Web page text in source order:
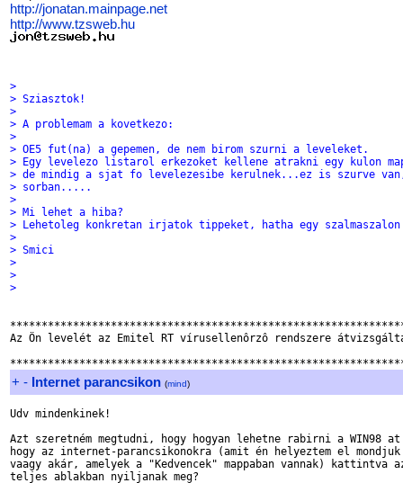
http://jonatan.mainpage.net
http://www.tzsweb.hu
>
> Sziasztok!
>
> A problemam a kovetkezo:
>
> OE5 fut(na) a gepemen, de nem birom szurni a leveleket.
> Egy levelezo listarol erkezoket kellene atrakni egy kulon
> de mindig a sjat fo levelezesibe kerulnek...ez is szurve
> sorban.....
>
> Mi lehet a hiba?
> Lehetoleg konkretan irjatok tippeket, hatha egy
>
> Smici
>
>
>
Az Ön levelét az Emitel RT vírusellenôrzô rendszere
+ - Internet parancsikon (mind)
Udv mindenkinek!
Azt szeretném megtudni, hogy hogyan lehetne rabirni a WIN98
hogy az internet-parancsikonokra (amit én helyeztem el
vaagy akár, amelyek a "Kedvencek" mappaban vannak) kattintva
teljes ablakban nyiljanak meg?